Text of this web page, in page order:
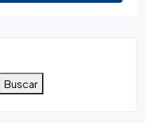
Buscar